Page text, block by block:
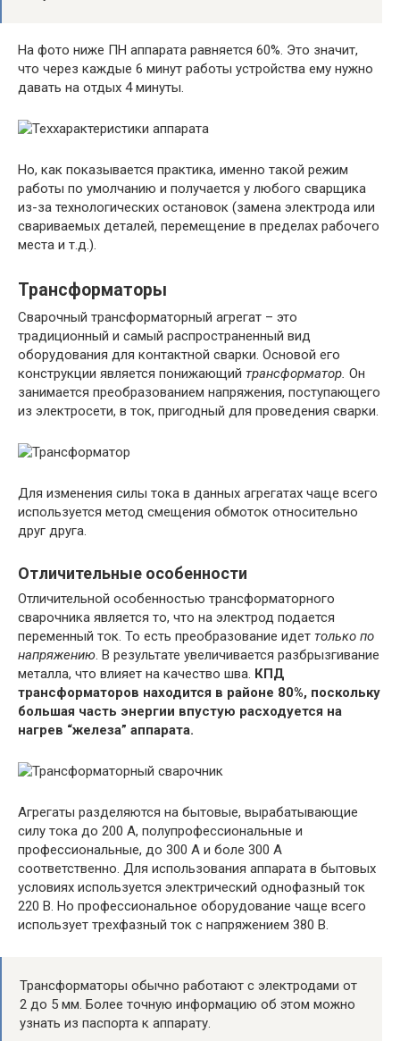
На фото ниже ПН аппарата равняется 60%. Это значит,
что через каждые 6 минут работы устройства ему нужно
давать на отдых 4 минуты.
Но, как показывается практика, именно такой режим
работы по умолчанию и получается у любого сварщика
из-за технологических остановок (замена электрода или
свариваемых деталей, перемещение в пределах рабочего
места и т.д.).
Трансформаторы
Сварочный трансформаторный агрегат – это
традиционный и самый распространенный вид
оборудования для контактной сварки. Основой его
конструкции является понижающий трансформатор. Он
занимается преобразованием напряжения, поступающего
из электросети, в ток, пригодный для проведения сварки.
Для изменения силы тока в данных агрегатах чаще всего
используется метод смещения обмоток относительно
друг друга.
Отличительные особенности
Отличительной особенностью трансформаторного
сварочника является то, что на электрод подается
переменный ток. То есть преобразование идет только по
напряжению. В результате увеличивается разбрызгивание
металла, что влияет на качество шва. КПД
трансформаторов находится в районе 80%, поскольку
большая часть энергии впустую расходуется на
нагрев “железа” аппарата.
Агрегаты разделяются на бытовые, вырабатывающие
силу тока до 200 А, полупрофессиональные и
профессиональные, до 300 А и боле 300 А
соответственно. Для использования аппарата в бытовых
условиях используется электрический однофазный ток
220 В. Но профессиональное оборудование чаще всего
использует трехфазный ток с напряжением 380 В.
Трансформаторы обычно работают с электродами от
2 до 5 мм. Более точную информацию об этом можно
узнать из паспорта к аппарату.